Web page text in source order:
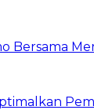
Bersama